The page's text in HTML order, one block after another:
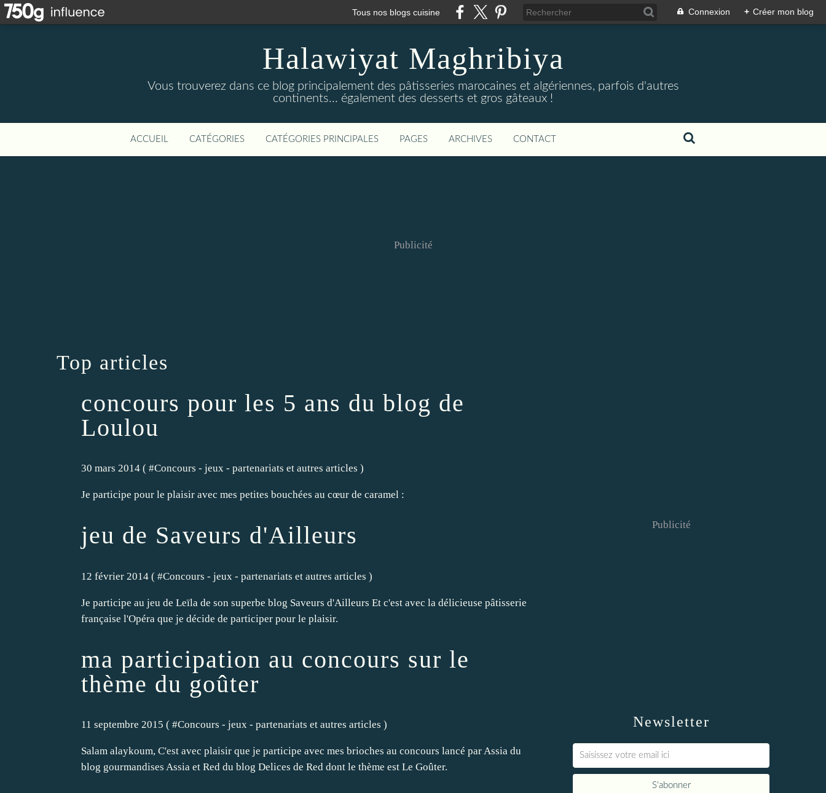
Tous nos blogs cuisine Connexion + Créer mon blog
Halawiyat Maghribiya
Vous trouverez dans ce blog principalement des pâtisseries marocaines et algériennes, parfois d'autres
continents... également des desserts et gros gâteaux !
ACCUEIL CATÉGORIES CATÉGORIES PRINCIPALES PAGES ARCHIVES CONTACT
Publicité
Top articles
concours pour les 5 ans du blog de
Loulou
30 mars 2014 ( #Concours - jeux - partenariats et autres articles )
Je participe pour le plaisir avec mes petites bouchées au cœur de caramel :
jeu de Saveurs d'Ailleurs
12 février 2014 ( #Concours - jeux - partenariats et autres articles )
Je participe au jeu de Leïla de son superbe blog Saveurs d'Ailleurs Et c'est avec la délicieuse pâtisserie
française l'Opéra que je décide de participer pour le plaisir.
ma participation au concours sur le
thème du goûter
11 septembre 2015 ( #Concours - jeux - partenariats et autres articles )
Salam alaykoum, C'est avec plaisir que je participe avec mes brioches au concours lancé par Assia du
blog gourmandises Assia et Red du blog Delices de Red dont le thème est Le Goûter.
Newsletter
Publicité